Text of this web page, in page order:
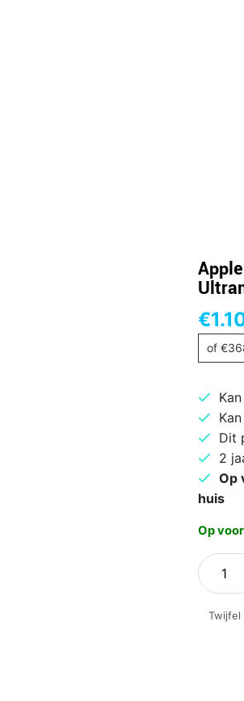
€
of €
Dit
2
Op
huis
Op
Apple
iPhone
Plus
Twijfel